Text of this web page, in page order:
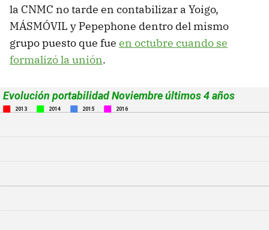
la CNMC no tarde en contabilizar a Yoigo,
MÁSMÓVIL y Pepephone dentro del mismo
grupo puesto que fue en octubre cuando se
formalizó la unión.